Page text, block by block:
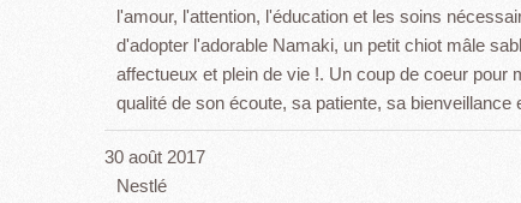
l'amour, l'attention, l'éducation et les soins
d'adopter l'adorable Namaki, un petit chiot mâle
affectueux et plein de vie !. Un coup de coeur
qualité de son écoute, sa patiente, sa bienveillance
30 août 2017
Nestlé